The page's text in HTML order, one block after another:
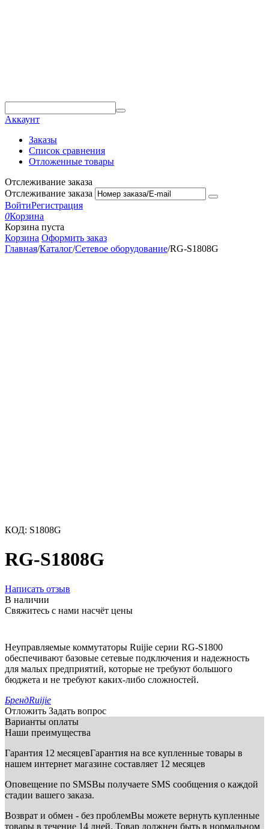
Аккаунт
Заказы
Список сравнения
Отложенные товары
Отслеживание заказа
Отслеживание заказа
ВойтиРегистрация
0Корзина
Корзина пуста
Корзина Оформить заказ
Главная/Каталог/Сетевое оборудование/RG-S1808G
КОД: S1808G
RG-S1808G
Написать отзыв
В наличии
Свяжитесь с нами насчёт цены
Неуправляемые коммутаторы Ruijie серии RG-S1800
обеспечивают базовые сетевые подключения и надежность
для малых предприятий, которые не требуют большого
бюджета и не требуют каких-либо сложностей.
БрендRuijie
Отложить Задать вопрос
Варианты оплаты
Наши преимущества
Гарантия 12 месяцевГарантия на все купленные товары в
нашем интернет магазине составляет 12 месяцев
Оповещение по SMSВы получаете SMS сообщения о каждой
стадии вашего заказа.
Возврат и обмен - без проблемВы можете вернуть купленные
товары в течение 14 дней. Товар должнен быть в нормальном